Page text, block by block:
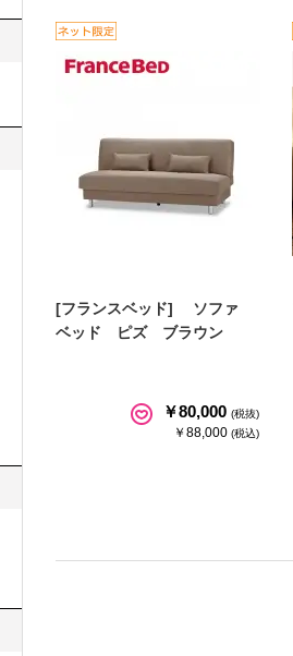
[フランスベッド] ソファ
ベッド ピズ ブラウン
￥80,000 (税抜)
￥88,000 (税込)